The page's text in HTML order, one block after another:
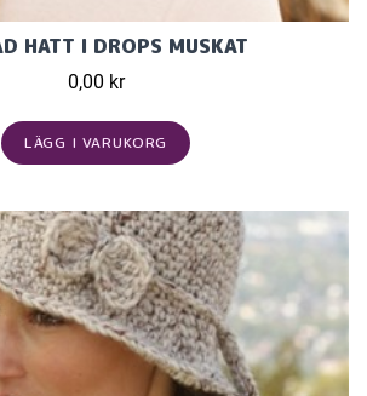
HATT I DROPS MUSKAT
0,00 kr
LÄGG I VARUKORG